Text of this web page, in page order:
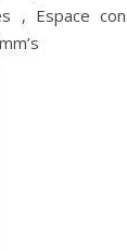
, Espace